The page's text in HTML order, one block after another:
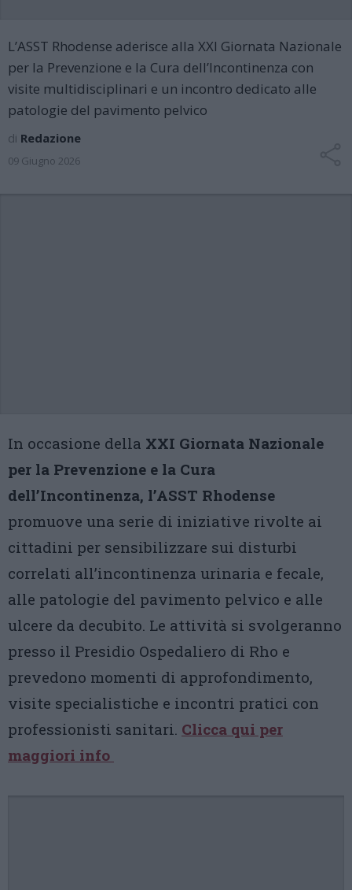
L’ASST Rhodense aderisce alla XXI Giornata Nazionale
per la Prevenzione e la Cura dell’Incontinenza con
visite multidisciplinari e un incontro dedicato alle
patologie del pavimento pelvico
di Redazione
09 Giugno 2026
In occasione della XXI Giornata Nazionale
per la Prevenzione e la Cura
dell’Incontinenza, l’ASST Rhodense
promuove una serie di iniziative rivolte ai
cittadini per sensibilizzare sui disturbi
correlati all’incontinenza urinaria e fecale,
alle patologie del pavimento pelvico e alle
ulcere da decubito. Le attività si svolgeranno
presso il Presidio Ospedaliero di Rho e
prevedono momenti di approfondimento,
visite specialistiche e incontri pratici con
professionisti sanitari. Clicca qui per
maggiori info